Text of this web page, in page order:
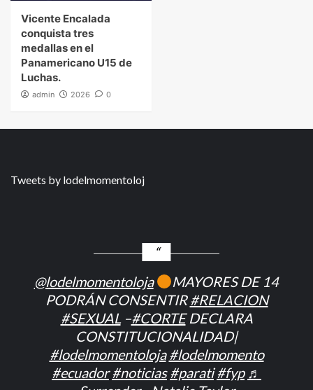
Vicente Encalada
conquista tres
medallas en el
Panamericano U15 de
Luchas.
admin 2026 0
Tweets by lodelmomentoloj
@lodelmomentoloja
MAYORES DE 14
PODRÁN CONSENTIR#RELACION
#SEXUAL–#CORTEDECLARA
CONSTITUCIONALIDAD|
#lodelmomentoloja #lodelmomento
#ecuador #noticias #parati #fyp ♬